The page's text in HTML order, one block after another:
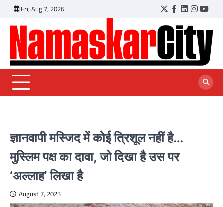
content
Fri, Aug 7, 2026 Twitter
Facebook
LinkedIn
ज्ञानवापी मस्जिद में कोई त्रिशूल नहीं है…
मुस्लिम पक्ष का दावा, जो दिखा है उस पर
‘अल्लाह’ लिखा है
August 7, 2023